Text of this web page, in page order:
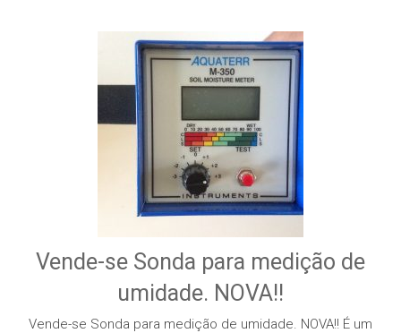
Vende-se Sonda para medição de
umidade. NOVA!!
Vende-se Sonda para medição de umidade. NOVA!! É um